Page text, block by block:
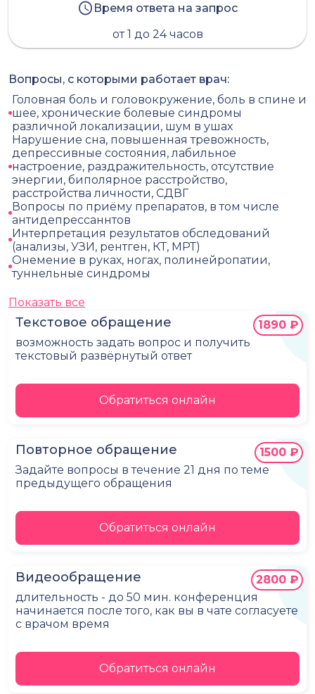
Время ответа на запрос
от 1 до 24 часов
Текстовое обращение
возможность задать вопрос и получить
текстовый развёрнутый ответ
1890 ₽
Обратиться онлайн
Повторное обращение
Задайте вопросы в течение 21 дня по теме
предыдущего обращения
1500 ₽
Обратиться онлайн
Видеообращение
длительность - до 50 мин. конференция
начинается после того, как вы в чате согласуете
с врачом время
2800 ₽
Обратиться онлайн
Вопросы, с которыми работает врач:
Головная боль и головокружение, боль в спине и
шее, хронические болевые синдромы
различной локализации, шум в ушах
Нарушение сна, повышенная тревожность,
депрессивные состояния, лабильное
настроение, раздражительность, отсутствие
энергии, биполярное расстройство,
расстройства личности, СДВГ
Вопросы по приёму препаратов, в том числе
антидепрессаннтов
Интерпретация результатов обследований
(анализы, УЗИ, рентген, КТ, МРТ)
Онемение в руках, ногах, полинейропатии,
туннельные синдромы
Показать все